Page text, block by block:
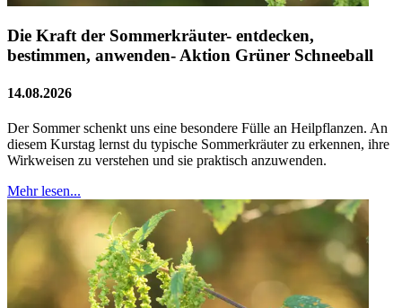
Die Kraft der Sommerkräuter- entdecken,
bestimmen, anwenden- Aktion Grüner Schneeball
14.08.2026
Der Sommer schenkt uns eine besondere Fülle an Heilpflanzen. An
diesem Kurstag lernst du typische Sommerkräuter zu erkennen, ihre
Wirkweisen zu verstehen und sie praktisch anzuwenden.
Mehr lesen...